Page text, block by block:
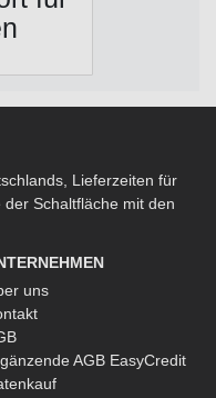
Lieferzeiten für
Schaltfläche mit den
uns
AGB EasyCredit